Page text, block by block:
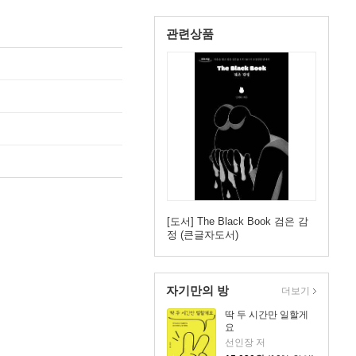
관련상품
[도서] The Black Book 검은 감
정 (큰글자도서)
자기만의 방
딱 두 시간만 일할게
요
선인장 저
더보기